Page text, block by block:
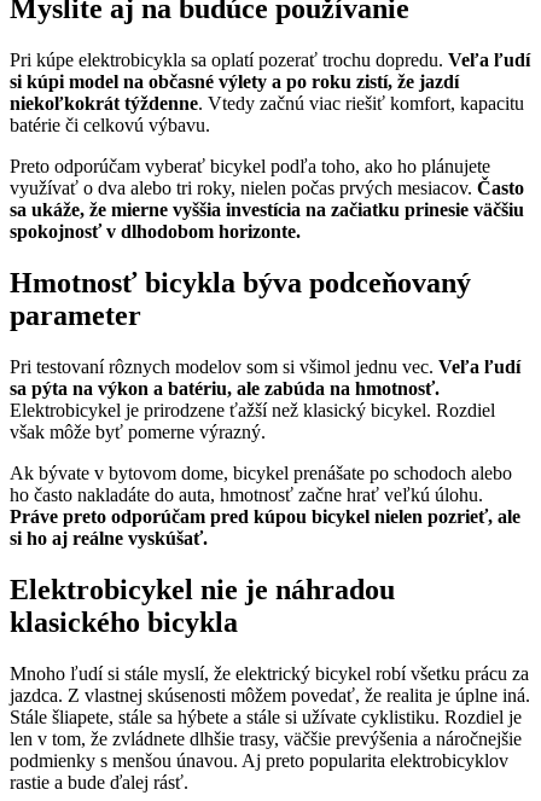
Myslite aj na budúce používanie
Pri kúpe elektrobicykla sa oplatí pozerať trochu dopredu. Veľa ľudí
si kúpi model na občasné výlety a po roku zistí, že jazdí
niekoľkokrát týždenne. Vtedy začnú viac riešiť komfort, kapacitu
batérie či celkovú výbavu.
Preto odporúčam vyberať bicykel podľa toho, ako ho plánujete
využívať o dva alebo tri roky, nielen počas prvých mesiacov. Často
sa ukáže, že mierne vyššia investícia na začiatku prinesie väčšiu
spokojnosť v dlhodobom horizonte.
Hmotnosť bicykla býva podceňovaný
parameter
Pri testovaní rôznych modelov som si všimol jednu vec. Veľa ľudí
sa pýta na výkon a batériu, ale zabúda na hmotnosť.
Elektrobicykel je prirodzene ťažší než klasický bicykel. Rozdiel
však môže byť pomerne výrazný.
Ak bývate v bytovom dome, bicykel prenášate po schodoch alebo
ho často nakladáte do auta, hmotnosť začne hrať veľkú úlohu.
Práve preto odporúčam pred kúpou bicykel nielen pozrieť, ale
si ho aj reálne vyskúšať.
Elektrobicykel nie je náhradou
klasického bicykla
Mnoho ľudí si stále myslí, že elektrický bicykel robí všetku prácu za
jazdca. Z vlastnej skúsenosti môžem povedať, že realita je úplne iná.
Stále šliapete, stále sa hýbete a stále si užívate cyklistiku. Rozdiel je
len v tom, že zvládnete dlhšie trasy, väčšie prevýšenia a náročnejšie
podmienky s menšou únavou. Aj preto popularita elektrobicyklov
rastie a bude ďalej rásť.